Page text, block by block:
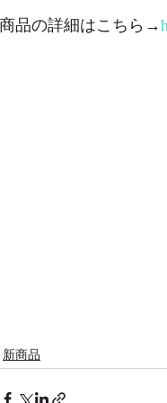
商品の詳細はこちら→
新商品